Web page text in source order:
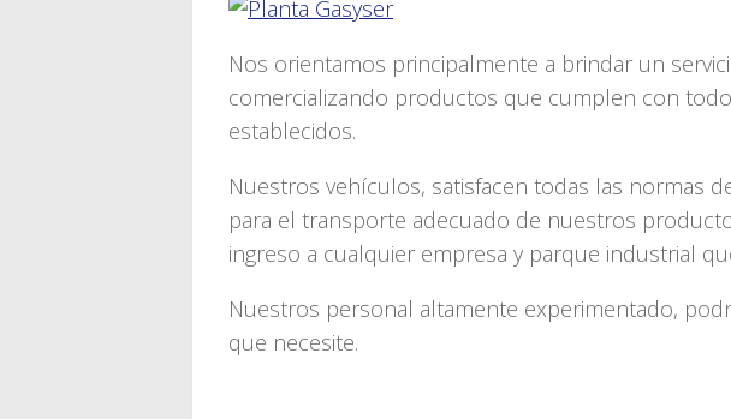
Nos orientamos principalmente a brindar un
comercializando productos que cumplen con
establecidos.
Nuestros vehículos, satisfacen todas las normas
para el transporte adecuado de nuestros
ingreso a cualquier empresa y parque industrial
Nuestros personal altamente experimentado,
que necesite.